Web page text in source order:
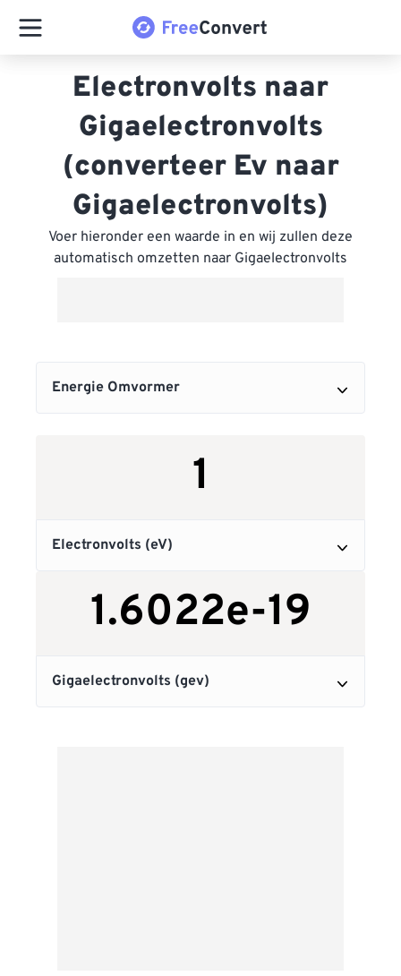
Electronvolts naar
Gigaelectronvolts
(converteer Ev naar
Gigaelectronvolts)
Voer hieronder een waarde in en wij zullen deze
automatisch omzetten naar Gigaelectronvolts